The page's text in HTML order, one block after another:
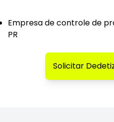
Empresa de controle de
PR
Solicitar